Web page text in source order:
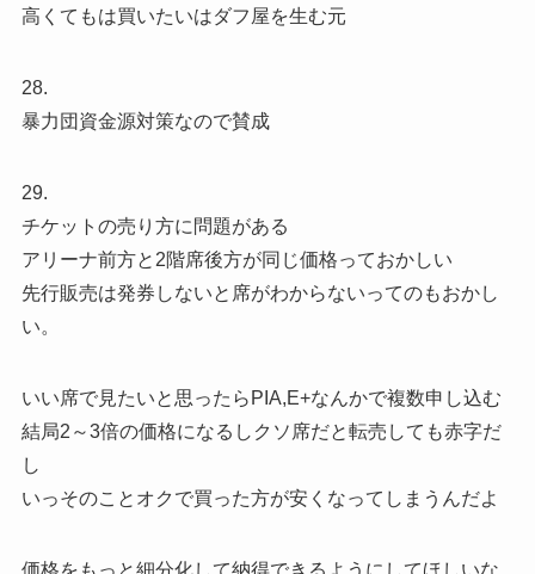
高くてもは買いたいはダフ屋を生む元
28.
暴力団資金源対策なので賛成
29.
チケットの売り方に問題がある
アリーナ前方と2階席後方が同じ価格っておかしい
先行販売は発券しないと席がわからないってのもおかし
い。
いい席で見たいと思ったらPIA,E+なんかで複数申し込む
結局2～3倍の価格になるしクソ席だと転売しても赤字だ
し
いっそのことオクで買った方が安くなってしまうんだよ
価格をもっと細分化して納得できるようにしてほしいな